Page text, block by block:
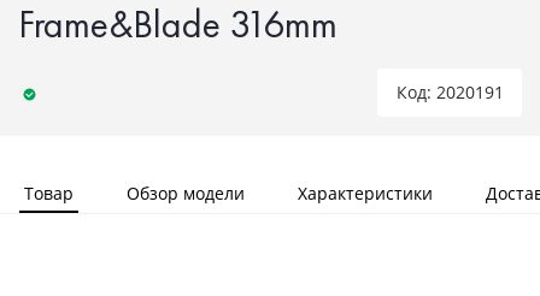
Frame&Blade 316mm
Код: 2020191
Товар Обзор модели Характеристики